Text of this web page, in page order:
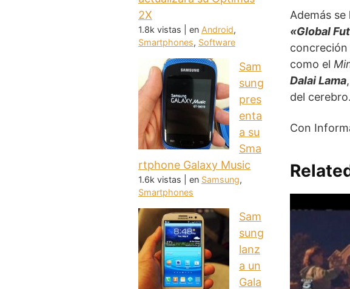
Además
«Global
concreción
como el
Dalai Lama
del cerebro.
Con
2X
1.8k vistas en Android,
Smartphones, Software
Sam
sung
pres
enta
a su
Sma
rtphone Galaxy Music
1.6k vistas en Samsung,
Smartphones
Sam
sung
lanz
a un
Gala